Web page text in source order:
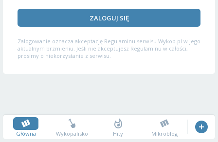
ZALOGUJ SIĘ
Zalogowanie oznacza akceptację Regulaminu serwisu Wykop.pl w jego
aktualnym brzmieniu. Jeśli nie akceptujesz Regulaminu w całości,
prosimy o niekorzystanie z serwisu.
Główna Wykopalisko Hity Mikroblog